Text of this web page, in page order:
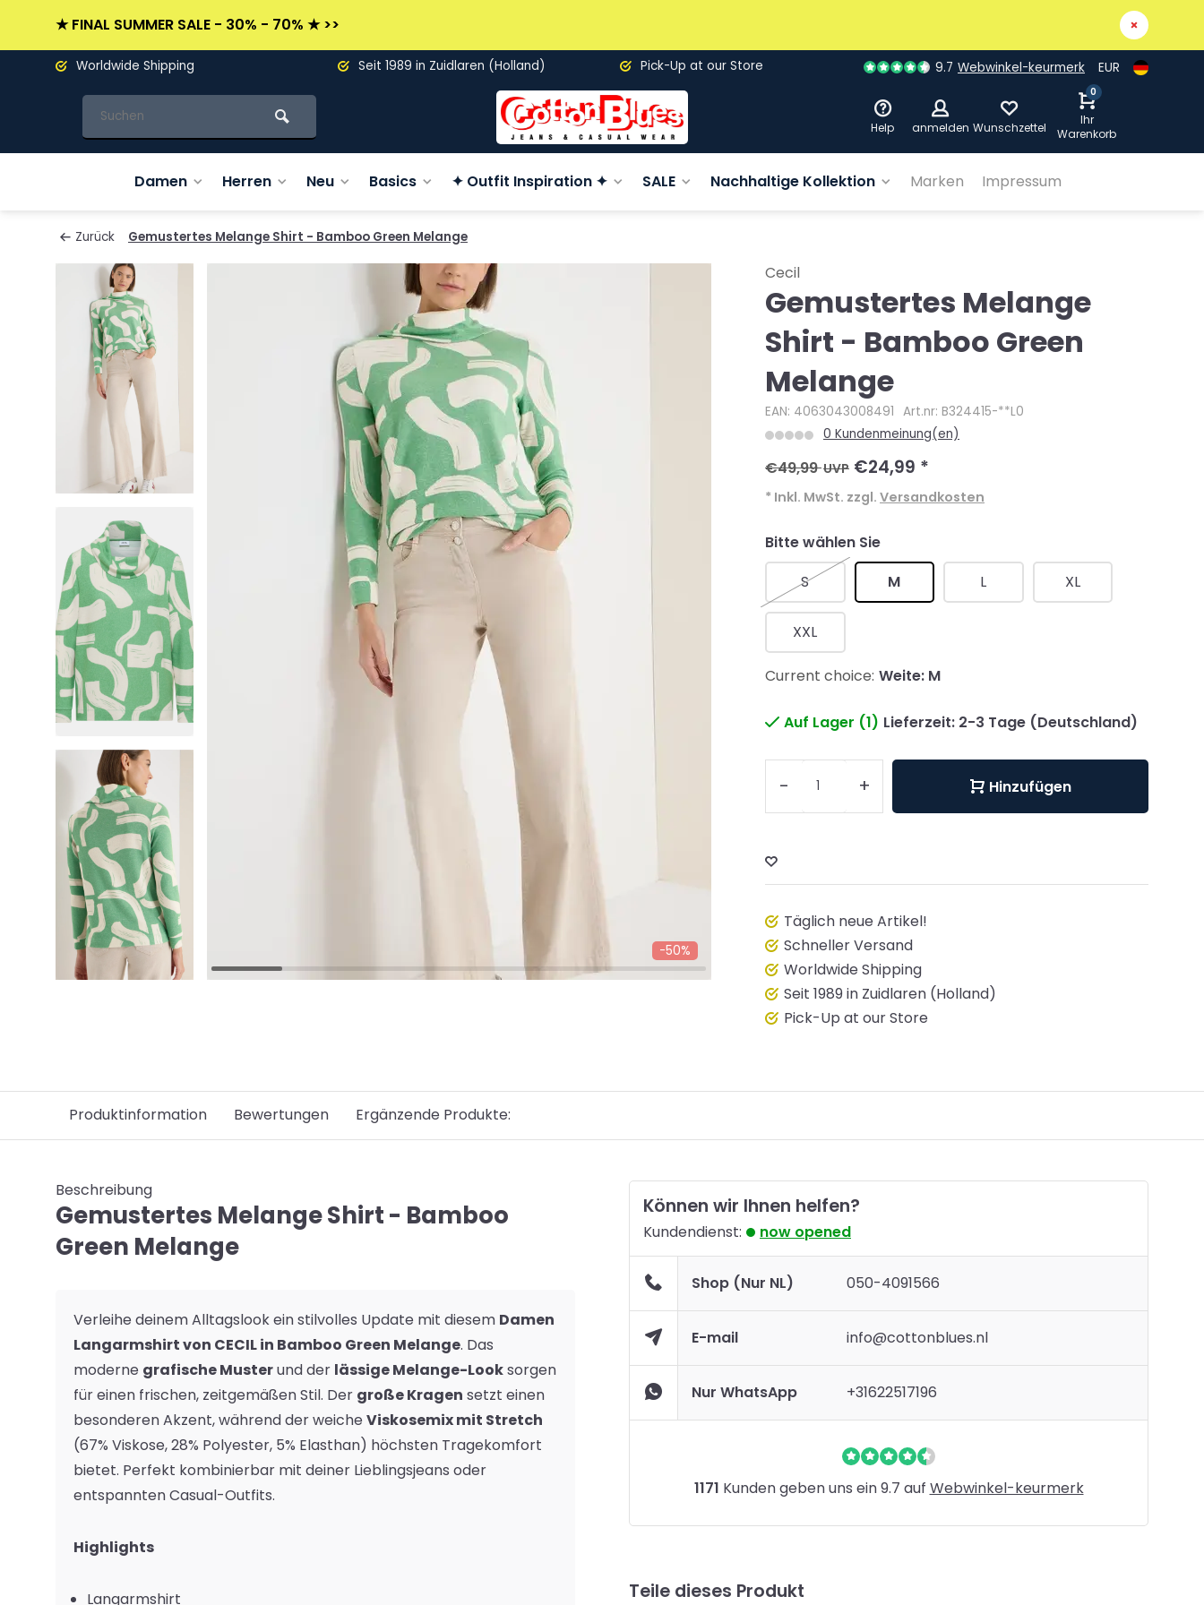
★ FINAL SUMMER SALE - 30% - 70% ★ >>
Worldwide Shipping Seit 1989 in Zuidlaren (Holland) Pick-Up at our Store 9.7 Webwinkel-keurmerk EUR
Help anmelden Wunschzettel
0
Ihr
Warenkorb
Damen Herren Neu Basics ✦ Outfit Inspiration ✦ SALE Nachhaltige Kollektion Marken Impressum
Zurück Gemustertes Melange Shirt - Bamboo Green Melange
-50%
Cecil
Gemustertes Melange
Shirt - Bamboo Green
Melange
EAN: 4063043008491 Art.nr: B324415-**L0
0 Kundenmeinung(en)
€49,99UVP €24,99 *
* Inkl. MwSt. zzgl. Versandkosten
Bitte wählen Sie
S
M L XL
XXL
Current choice: Weite: M
Auf Lager (1) Lieferzeit: 2-3 Tage (Deutschland)
- + Hinzufügen
Täglich neue Artikel!
Schneller Versand
Worldwide Shipping
Seit 1989 in Zuidlaren (Holland)
Pick-Up at our Store
Produktinformation Bewertungen Ergänzende Produkte:
Beschreibung
Gemustertes Melange Shirt - Bamboo
Green Melange
Verleihe deinem Alltagslook ein stilvolles Update mit diesem Damen
Langarmshirt von CECIL in Bamboo Green Melange. Das
moderne grafische Musterund der lässige Melange-Looksorgen
für einen frischen, zeitgemäßen Stil. Der große Kragen setzt einen
besonderen Akzent, während der weiche Viskosemix mit Stretch
(67% Viskose, 28% Polyester, 5% Elasthan) höchsten Tragekomfort
bietet. Perfekt kombinierbar mit deiner Lieblingsjeans oder
entspannten Casual-Outfits.
Highlights
Langarmshirt
Können wir Ihnen helfen?
Kundendienst: now opened
Shop (Nur NL) 050-4091566
E-mail info@cottonblues.nl
Nur WhatsApp +31622517196
1171 Kunden geben uns ein 9.7 auf Webwinkel-keurmerk
Teile dieses Produkt